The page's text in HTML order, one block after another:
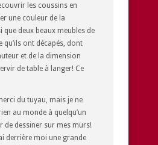
les coussins en
une couleur de la
que deux beaux meubles de
qu’ils ont décapés, dont
et de la dimension
de table à langer! Ce
du tuyau, mais je ne
au monde à quelqu’un
de dessiner sur mes murs!
derrière moi une grande